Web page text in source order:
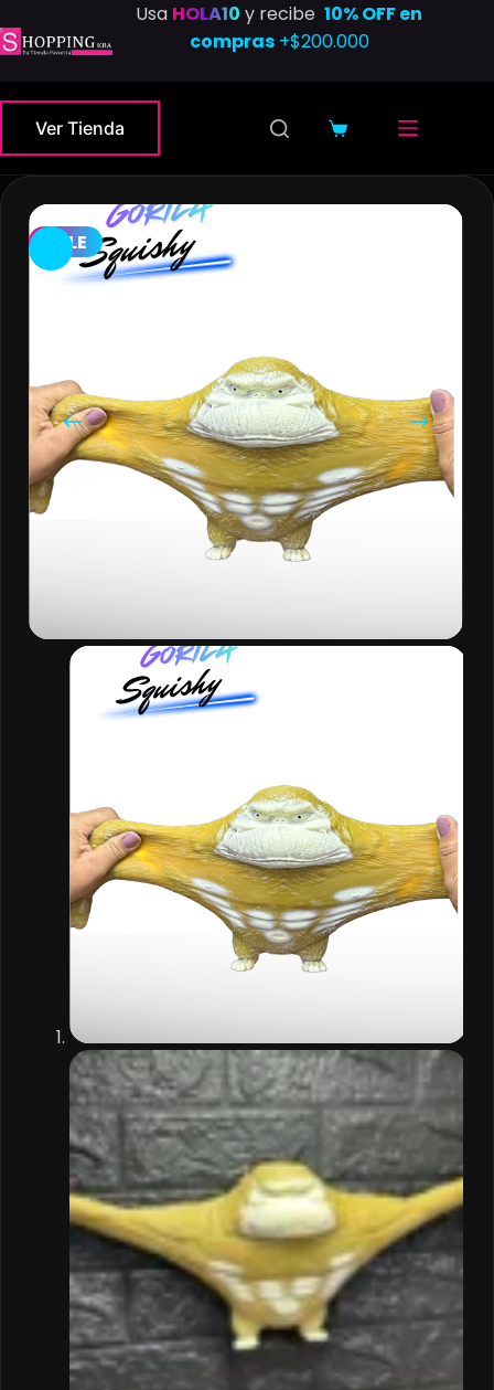
al
Usa HOLA10 y recibe10% OFF en
compras+$200.000
Ver Tienda
Carro
SALE